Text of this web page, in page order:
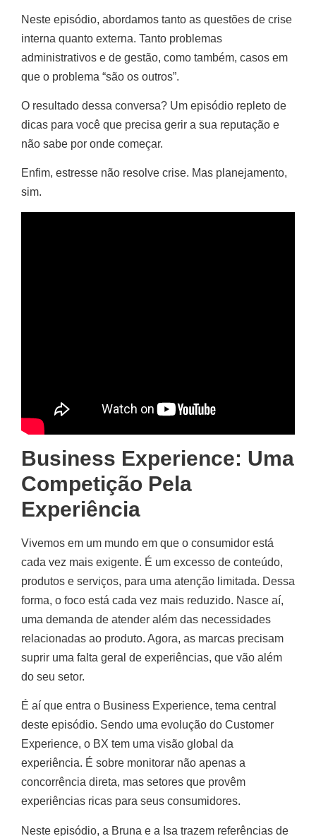
Neste episódio, abordamos tanto as questões de crise
interna quanto externa. Tanto problemas
administrativos e de gestão, como também, casos em
que o problema “são os outros”.
O resultado dessa conversa? Um episódio repleto de
dicas para você que precisa gerir a sua reputação e
não sabe por onde começar.
Enfim, estresse não resolve crise. Mas planejamento,
sim.
Business Experience: Uma
Competição Pela
Experiência
Vivemos em um mundo em que o consumidor está
cada vez mais exigente. É um excesso de conteúdo,
produtos e serviços, para uma atenção limitada. Dessa
forma, o foco está cada vez mais reduzido. Nasce aí,
uma demanda de atender além das necessidades
relacionadas ao produto. Agora, as marcas precisam
suprir uma falta geral de experiências, que vão além
do seu setor.
É aí que entra o Business Experience, tema central
deste episódio. Sendo uma evolução do Customer
Experience, o BX tem uma visão global da
experiência. É sobre monitorar não apenas a
concorrência direta, mas setores que provêm
experiências ricas para seus consumidores.
Neste episódio, a Bruna e a Isa trazem referências de